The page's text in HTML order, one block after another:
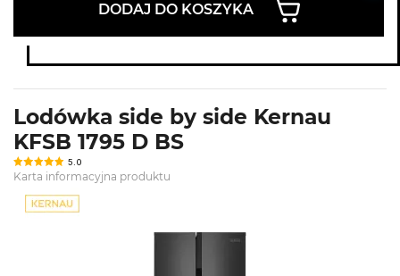
DODAJ DO KOSZYKA
Lodówka side by side Kernau
KFSB 1795 D BS
5.0
Karta informacyjna produktu